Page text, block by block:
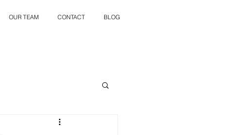
OUR TEAM CONTACT BLOG